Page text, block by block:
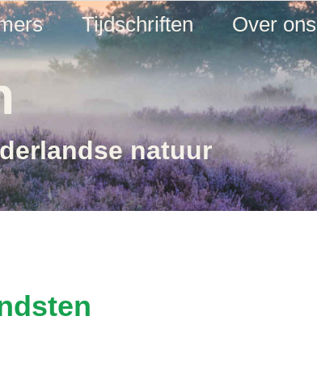
Tijdschriften Over ons
natuur